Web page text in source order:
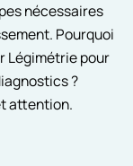
nécessaires
Pourquoi
Légimétrie pour
?
attention.